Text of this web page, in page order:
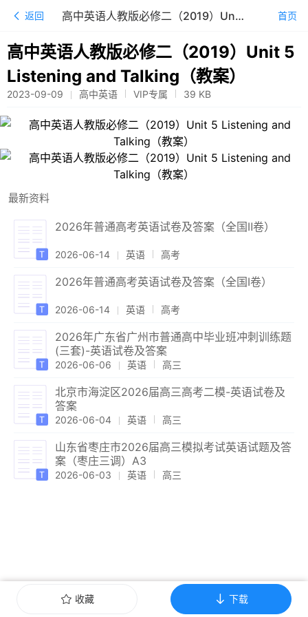
返回 高中英语人教版必修二（2019）Unit 5 Listening and Talking（教案） 首页
高中英语人教版必修二（2019）Unit 5
Listening and Talking（教案）
2023-09-09 高中英语 VIP专属 39 KB
最新资料
2026年普通高考英语试卷及答案（全国Ⅱ卷）
2026-06-14 英语 高考
2026年普通高考英语试卷及答案（全国Ⅰ卷）
2026-06-14 英语 高考
2026年广东省广州市普通高中毕业班冲刺训练题
(三套)-英语试卷及答案
2026-06-06 英语 高三
北京市海淀区2026届高三高考二模-英语试卷及
答案
2026-06-04 英语 高三
山东省枣庄市2026届高三模拟考试英语试题及答
案（枣庄三调）A3
2026-06-03 英语 高三
收藏 下载